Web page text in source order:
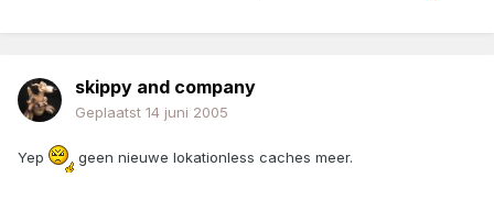
skippy and company
Geplaatst 14 juni 2005
Yep geen nieuwe lokationless caches meer.